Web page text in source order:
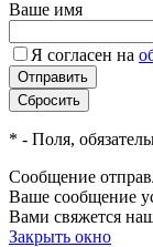
Ваше имя
Я согласен на
* - Поля,
Сообщение
Ваше сообщение
Вами свяжется
Закрыть окно